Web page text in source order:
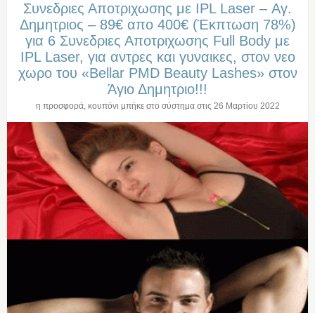
Συνεδριες Αποτριχωσης με IPL Laser – Αγ.
Δημητριος – 89€ απο 400€ (Έκπτωση 78%)
για 6 Συνεδριες Αποτριχωσης Full Body με
IPL Laser, για αντρες και γυναικες, στον νεο
χωρο του «Bellar PMD Beauty Lashes» στον
Άγιο Δημητριο!!!
η προσφορά, κουπόνι μπήκε στο σύστημα στις 26 Μαρτίου 2022